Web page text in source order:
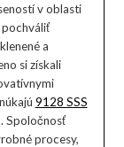
v oblasti
a
si získali
9128 SSS
Spoločnosť
procesy,